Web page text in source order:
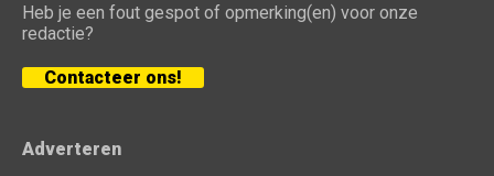
Heb je een fout gespot of opmerking(en) voor onze
redactie?
Contacteer ons!
Adverteren